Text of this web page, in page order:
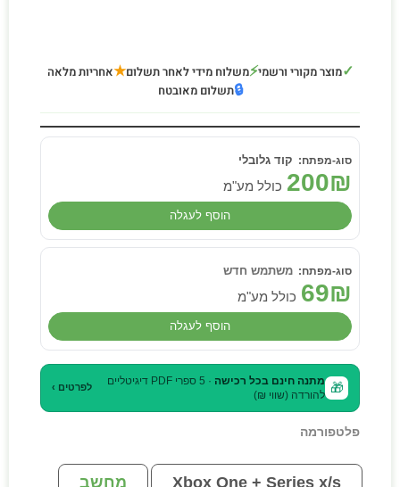
✓מוצר מקורי ורשמי⚡משלוח מידי לאחר תשלום★אחריות מלאה
🔒תשלום מאובטח
קוד גלובלי
200₪ כולל מע"מ
הוסף לעגלה
משתמש חדש
69₪ כולל מע"מ
הוסף לעגלה
🎁 מתנה חינם בכל רכישה
· 5 ספרי PDF דיגיטליים
להורדה (שווי ₪)
לפרטים ›
פלטפורמה
Xbox One + Series x/s מחשב